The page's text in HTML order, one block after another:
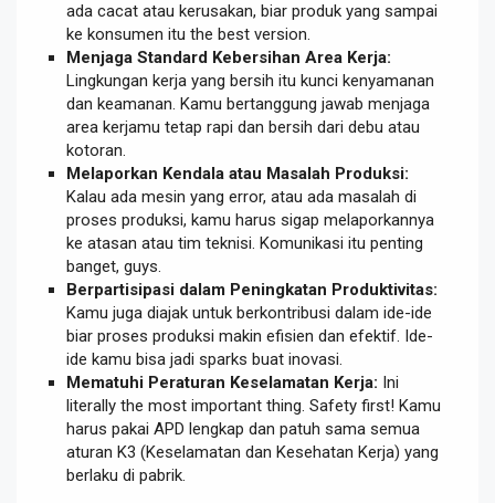
ada cacat atau kerusakan, biar produk yang sampai
ke konsumen itu the best version.
Menjaga Standard Kebersihan Area Kerja:
Lingkungan kerja yang bersih itu kunci kenyamanan
dan keamanan. Kamu bertanggung jawab menjaga
area kerjamu tetap rapi dan bersih dari debu atau
kotoran.
Melaporkan Kendala atau Masalah Produksi:
Kalau ada mesin yang error, atau ada masalah di
proses produksi, kamu harus sigap melaporkannya
ke atasan atau tim teknisi. Komunikasi itu penting
banget, guys.
Berpartisipasi dalam Peningkatan Produktivitas:
Kamu juga diajak untuk berkontribusi dalam ide-ide
biar proses produksi makin efisien dan efektif. Ide-
ide kamu bisa jadi sparks buat inovasi.
Mematuhi Peraturan Keselamatan Kerja: Ini
literally the most important thing. Safety first! Kamu
harus pakai APD lengkap dan patuh sama semua
aturan K3 (Keselamatan dan Kesehatan Kerja) yang
berlaku di pabrik.